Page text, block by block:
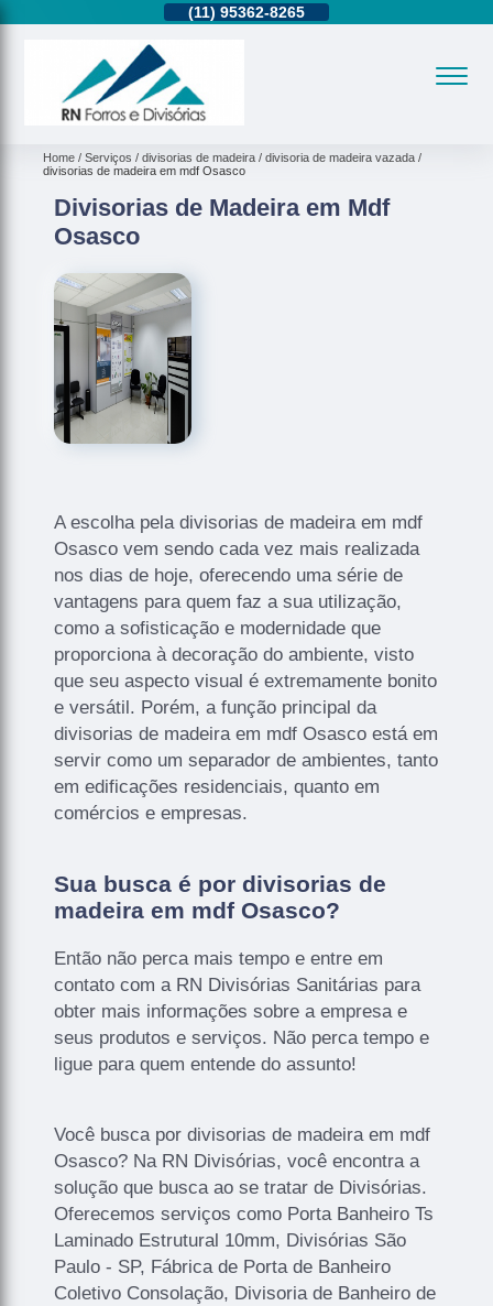
(11) 95362-8265
Home Serviços divisorias de madeira
divisoria de madeira vazada
divisorias de madeira em mdf Osasco
Divisorias de Madeira em Mdf
Osasco
A escolha pela divisorias de madeira em mdf
Osasco vem sendo cada vez mais realizada
nos dias de hoje, oferecendo uma série de
vantagens para quem faz a sua utilização,
como a sofisticação e modernidade que
proporciona à decoração do ambiente, visto
que seu aspecto visual é extremamente bonito
e versátil. Porém, a função principal da
divisorias de madeira em mdf Osasco está em
servir como um separador de ambientes, tanto
em edificações residenciais, quanto em
comércios e empresas.
Sua busca é por divisorias de
madeira em mdf Osasco?
Então não perca mais tempo e entre em
contato com a RN Divisórias Sanitárias para
obter mais informações sobre a empresa e
seus produtos e serviços. Não perca tempo e
ligue para quem entende do assunto!
Você busca por divisorias de madeira em mdf
Osasco? Na RN Divisórias, você encontra a
solução que busca ao se tratar de Divisórias.
Oferecemos serviços como Porta Banheiro Ts
Laminado Estrutural 10mm, Divisórias São
Paulo - SP, Fábrica de Porta de Banheiro
Coletivo Consolação, Divisoria de Banheiro de